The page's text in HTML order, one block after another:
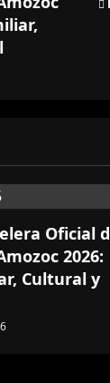
Oficial
2026:
Cultural y